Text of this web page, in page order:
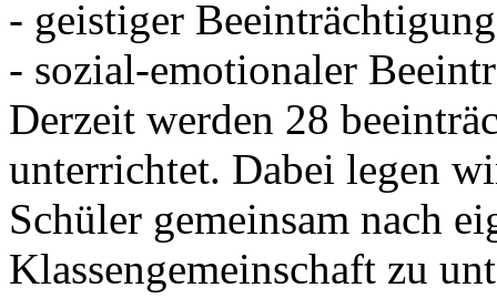
- geistiger
- sozial-emotionaler
Derzeit werden 28
unterrichtet. Dabei legen
Schüler gemeinsam nach
Klassengemeinschaft zu